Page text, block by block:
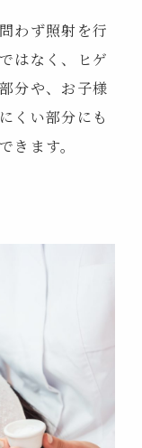
わず照射を行
はなく、ヒゲ
分や、お子様
くい部分にも
きます。